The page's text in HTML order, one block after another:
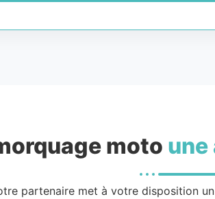
moto une
partenaire met à votre disposition